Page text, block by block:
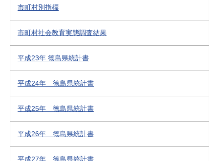
市町村別指標
市町村社会教育実態調査結果
平成23年 徳島県統計書
平成24年 徳島県統計書
平成25年 徳島県統計書
平成26年 徳島県統計書
平成27年 徳島県統計書